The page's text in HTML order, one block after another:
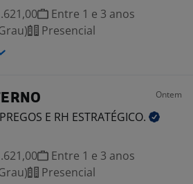
Entre 1 e 3 anos
Presencial
Ontem
E RH ESTRATÉGICO.
Entre 1 e 3 anos
Presencial